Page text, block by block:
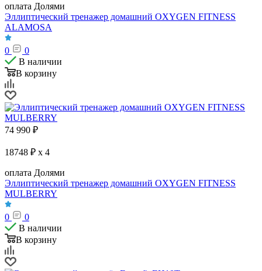
оплата Долями
Эллиптический тренажер домашний OXYGEN FITNESS
ALAMOSA
0
0
В наличии
В корзину
74 990 ₽
18748 ₽ x 4
оплата Долями
Эллиптический тренажер домашний OXYGEN FITNESS
MULBERRY
0
0
В наличии
В корзину